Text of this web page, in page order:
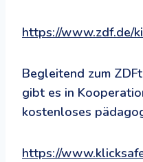
https://www.zdf.de/
Begleitend zum
gibt es in
kostenloses
https://